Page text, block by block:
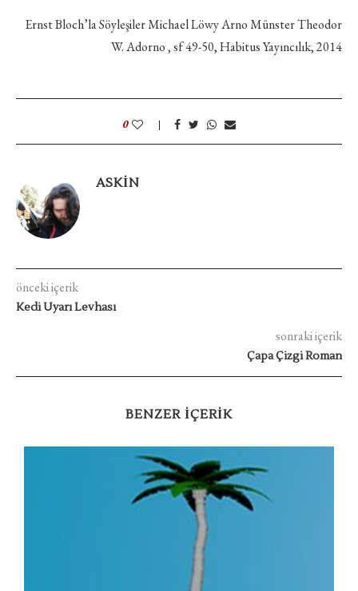
Ernst Bloch’la Söyleşiler Michael Löwy Arno Münster Theodor
W. Adorno , sf 49-50, Habitus Yayıncılık, 2014
0
ASKIN
önceki içerik
Kedi Uyarı Levhası
sonraki içerik
Çapa Çizgi Roman
BENZER IÇERIK